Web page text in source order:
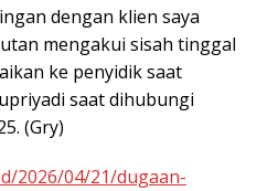
dengan klien saya
mengakui sisah tinggal
ke penyidik saat
saat dihubungi
(Gry)
2026/04/21/dugaan-